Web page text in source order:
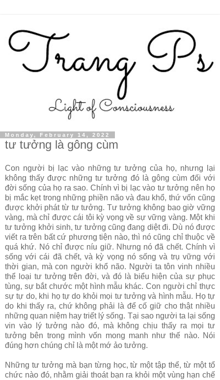
Monday, February 14, 2022
tư tưởng là gông cùm
Con người bị lạc vào những tư tưởng của họ, nhưng lại
không thấy được những tư tưởng đó là gông cùm đối với
đời sống của họ ra sao. Chính vì bị lạc vào tư tưởng nên họ
bị mắc kẹt trong những phiền não và đau khổ, thứ vốn cũng
được khởi phát từ tư tưởng. Tư tưởng không bao giờ vững
vàng, mà chỉ được cái tôi kỳ vọng về sự vững vàng. Một khi
tư tưởng khởi sinh, tư tưởng cũng đang diệt đi. Dù nó được
viết ra trên bất cứ phương tiện nào, thì nó cũng chỉ thuộc về
quá khứ. Nó chỉ được níu giữ. Nhưng nó đã chết. Chính vì
sống với cái đã chết, và kỳ vọng nó sống và trụ vững với
thời gian, mà con người khổ não. Người ta tôn vinh nhiều
thể loại tư tưởng trên đời, và đó là biểu hiện của sự phục
tùng, sự bắt chước một hình mẫu khác. Con người chỉ thực
sự tự do, khi họ tự do khỏi mọi tư tưởng và hình mẫu. Họ tự
do khi thấy ra, chứ không phải là để cố giữ cho thật nhiều
những quan niệm hay triết lý sống. Tại sao người ta lại sống
vin vào lý tưởng nào đó, mà không chịu thấy ra mọi tư
tưởng bên trong mình vốn mong manh như thế nào. Nói
đúng hơn chúng chỉ là một mớ ảo tưởng.
Những tư tưởng mà bạn từng học, từ một tập thể, từ một tổ
chức nào đó, nhằm giải thoát bạn ra khỏi một vùng hạn chế